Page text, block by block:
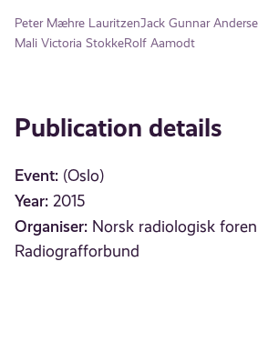
Peter Mæhre LauritzenJack Gunnar
Mali Victoria StokkeRolf Aamodt
Publication details
Event: (Oslo)
Year: 2015
Organiser: Norsk radiologisk
Radiografforbund